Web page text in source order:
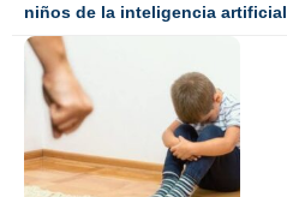
niños de la inteligencia artificial